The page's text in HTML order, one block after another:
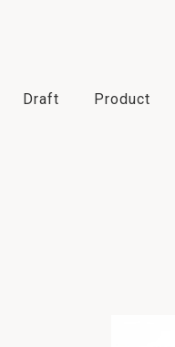
Draft Product